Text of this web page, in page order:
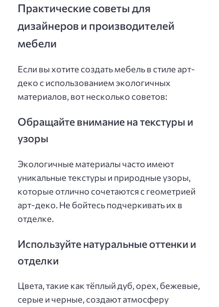
Практические советы для
дизайнеров и производителей
мебели
Если вы хотите создать мебель в стиле арт-
деко с использованием экологичных
материалов, вот несколько советов:
Обращайте внимание на текстуры и
узоры
Экологичные материалы часто имеют
уникальные текстуры и природные узоры,
которые отлично сочетаются с геометрией
арт-деко. Не бойтесь подчеркивать их в
отделке.
Используйте натуральные оттенки и
отделки
Цвета, такие как тёплый дуб, орех, бежевые,
серые и черные, создают атмосферу